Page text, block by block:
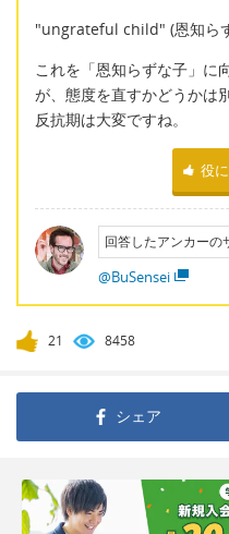
"ungrateful child" (恩知ら
これを「恩知らずな子」に
が、態度を直すかどうかは
反抗期は大変ですね。
役
回答したアンカーの
@BuSensei
21 8458
シェア